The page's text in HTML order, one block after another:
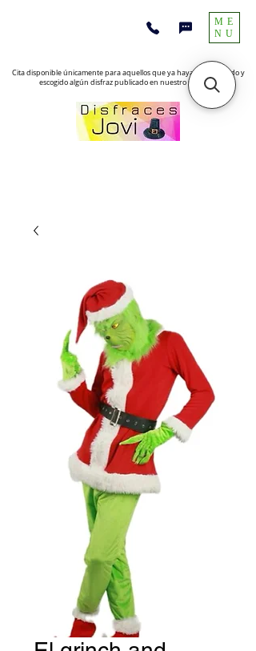
Cita disponible únicamente para aquellos que ya hayan encontrado y
escogido algún disfraz publicado en nuestro sitio web
ME
NU